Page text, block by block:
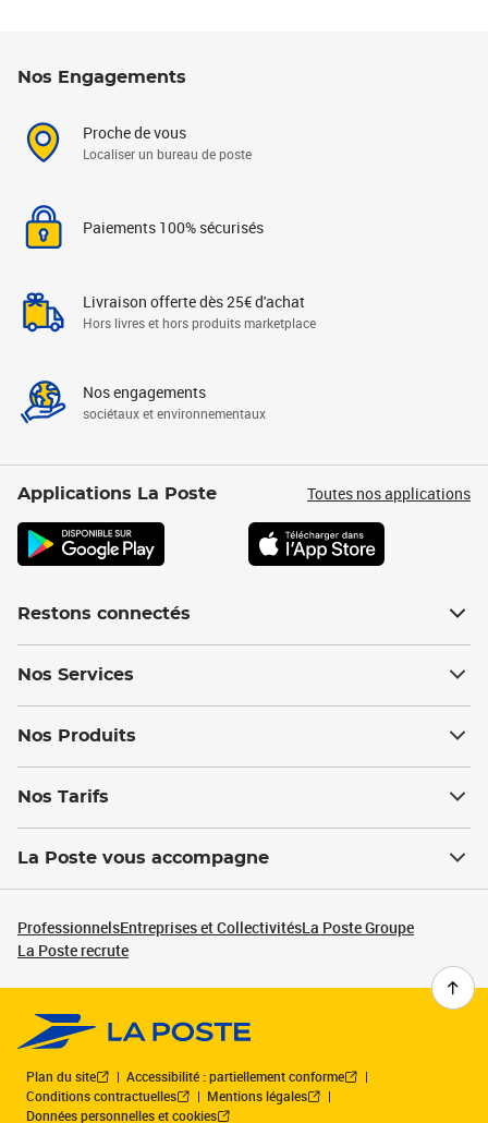
Nos Engagements
Proche de vous
Localiser un bureau de poste
Paiements 100% sécurisés
Livraison offerte dès 25€ d'achat
Hors livres et hors produits marketplace
Nos engagements
sociétaux et environnementaux
Applications La Poste Toutes nos applications
Restons connectés
Nos Services
Nos Produits
Nos Tarifs
La Poste vous accompagne
ProfessionnelsEntreprises et CollectivitésLa Poste Groupe
La Poste recrute
Plan du site
Accessibilité : partiellement conforme
Conditions contractuelles
Mentions légales
Données personnelles et cookies